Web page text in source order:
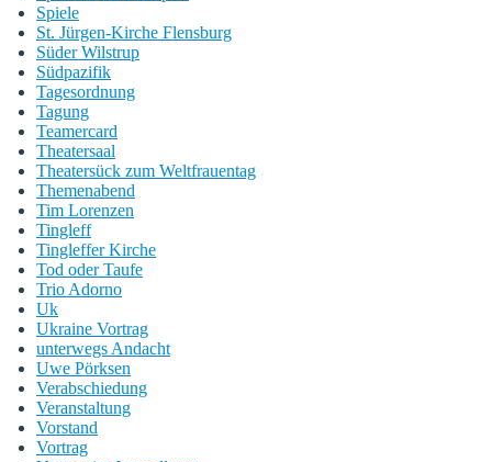
Spiele
St. Jürgen-Kirche Flensburg
Süder Wilstrup
Südpazifik
Tagesordnung
Tagung
Teamercard
Theatersaal
Theatersück zum Weltfrauentag
Themenabend
Tim Lorenzen
Tingleff
Tingleffer Kirche
Tod oder Taufe
Trio Adorno
Uk
Ukraine Vortrag
unterwegs Andacht
Uwe Pörksen
Verabschiedung
Veranstaltung
Vorstand
Vortrag